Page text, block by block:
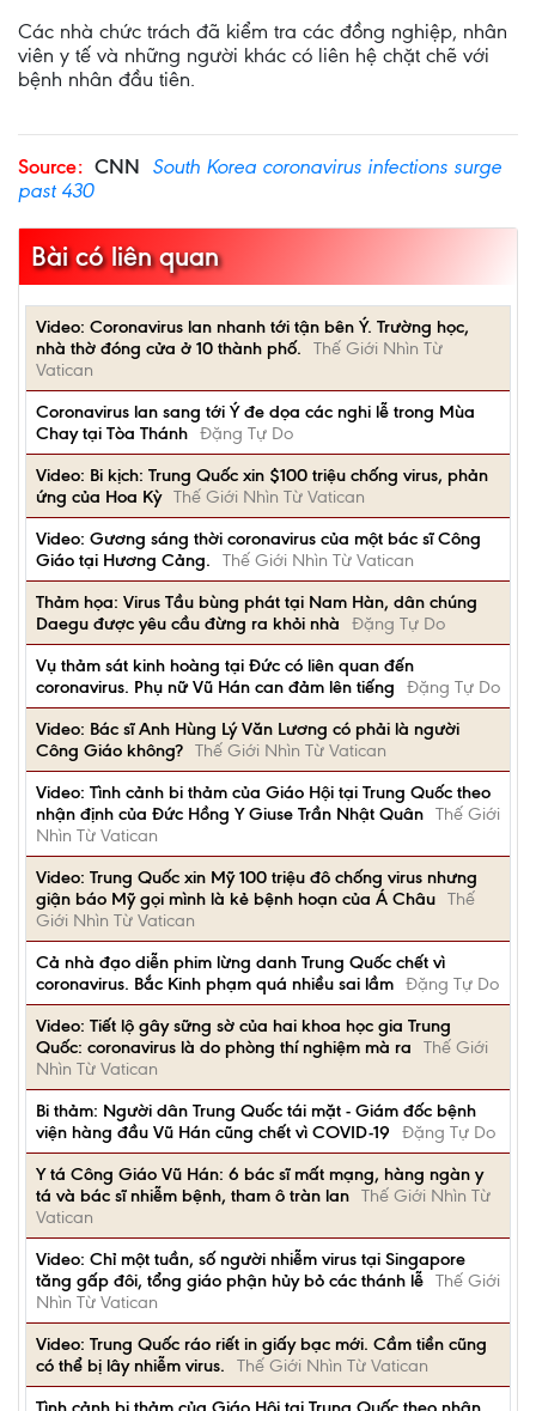
Các nhà chức trách đã kiểm tra các đồng nghiệp, nhân
viên y tế và những người khác có liên hệ chặt chẽ với
bệnh nhân đầu tiên.
Source: CNN South Korea coronavirus infections surge
past 430
Bài có liên quan
Video: Coronavirus lan nhanh tới tận bên Ý. Trường học,
nhà thờ đóng cửa ở 10 thành phố.
Thế Giới Nhìn Từ
Vatican
Coronavirus lan sang tới Ý đe dọa các nghi lễ trong Mùa
Chay tại Tòa Thánh Đặng Tự Do
Video: Bi kịch: Trung Quốc xin $100 triệu chống virus, phản
ứng của Hoa Kỳ Thế Giới Nhìn Từ Vatican
Video: Gương sáng thời coronavirus của một bác sĩ Công
Giáo tại Hương Cảng.
Thế Giới Nhìn Từ Vatican
Thảm họa: Virus Tầu bùng phát tại Nam Hàn, dân chúng
Daegu được yêu cầu đừng ra khỏi nhà
Đặng Tự Do
Vụ thảm sát kinh hoàng tại Đức có liên quan đến
coronavirus. Phụ nữ Vũ Hán can đảm lên tiếng
Đặng Tự Do
Video: Bác sĩ Anh Hùng Lý Văn Lương có phải là người
Công Giáo không? Thế Giới Nhìn Từ Vatican
Video: Tình cảnh bi thảm của Giáo Hội tại Trung Quốc theo
nhận định của Đức Hồng Y Giuse Trần Nhật Quân Thế Giới
Nhìn Từ Vatican
Video: Trung Quốc xin Mỹ 100 triệu đô chống virus nhưng
giận báo Mỹ gọi mình là kẻ bệnh hoạn của Á Châu Thế
Giới Nhìn Từ Vatican
Cả nhà đạo diễn phim lừng danh Trung Quốc chết vì
coronavirus. Bắc Kinh phạm quá nhiều sai lầm Đặng Tự Do
Video: Tiết lộ gây sững sờ của hai khoa học gia Trung
Quốc: coronavirus là do phòng thí nghiệm mà ra
Thế Giới
Nhìn Từ Vatican
Bi thảm: Người dân Trung Quốc tái mặt - Giám đốc bệnh
viện hàng đầu Vũ Hán cũng chết vì COVID-19
Đặng Tự Do
Y tá Công Giáo Vũ Hán: 6 bác sĩ mất mạng, hàng ngàn y
tá và bác sĩ nhiễm bệnh, tham ô tràn lan Thế Giới Nhìn Từ
Vatican
Video: Chỉ một tuần, số người nhiễm virus tại Singapore
tăng gấp đôi, tổng giáo phận hủy bỏ các thánh lễ Thế Giới
Nhìn Từ Vatican
Video: Trung Quốc ráo riết in giấy bạc mới. Cầm tiền cũng
có thể bị lây nhiễm virus.
Thế Giới Nhìn Từ Vatican